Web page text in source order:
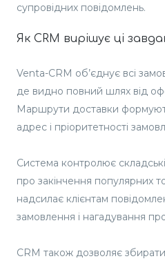
супровідних повідомлень.
Як CRM вирішує ці
Venta-CRM об’єднує всі
де видно повний шлях від
Маршрути доставки
адрес і пріоритетності
Система контролює
про закінчення популярних
надсилає клієнтам
замовлення і нагадування
CRM також дозволяє